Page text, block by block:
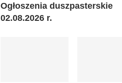
Ogłoszenia duszpasterskie
02.08.2026 r.